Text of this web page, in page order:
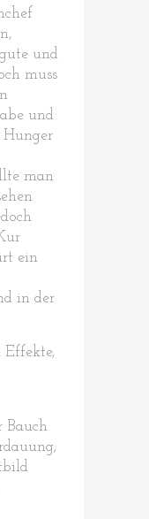
und
muss
und
man
ein
in der
Effekte,
Bauch